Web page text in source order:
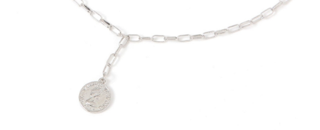
１．透過由恩沛科技股份有限公司提供之「AFTEE先享後付」服務完成之交
易，需依本服務之必要範圍內提供個人資料，並將交易相關給付款項請求債
權轉讓予恩沛科技股份有限公司。
２．關於個人資料處理事宜，請瀏覽以下網址：
３．未成年的使用者請事先徵得法定代理人或監護人之同意方可使用
「AFTEE先享後付」，若未經同意申辦者引起之損失，本公司不負相關責
４．使用「AFTEE先享後付」時，將依據個別帳號之用戶狀況，依本公司即